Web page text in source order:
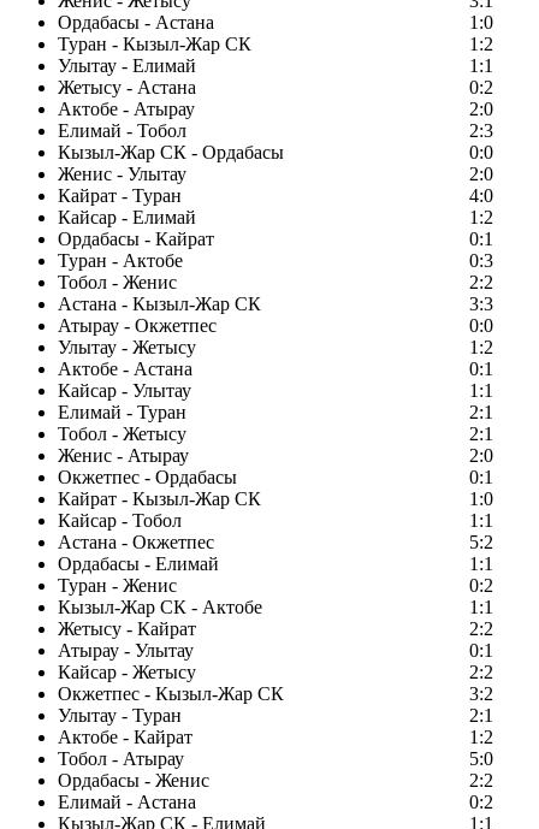
Ордабасы - Астана
1:0
Туран - Кызыл-Жар СК
1:2
Улытау - Елимай
1:1
Жетысу - Астана
0:2
Актобе - Атырау
2:0
Елимай - Тобол
2:3
Кызыл-Жар СК - Ордабасы
0:0
Женис - Улытау
2:0
Кайрат - Туран
4:0
Кайсар - Елимай
1:2
Ордабасы - Кайрат
0:1
Туран - Актобе
0:3
Тобол - Женис
2:2
Астана - Кызыл-Жар СК
3:3
Атырау - Окжетпес
0:0
Улытау - Жетысу
1:2
Актобе - Астана
0:1
Кайсар - Улытау
1:1
Елимай - Туран
2:1
Тобол - Жетысу
2:1
Женис - Атырау
2:0
Окжетпес - Ордабасы
0:1
Кайрат - Кызыл-Жар СК
1:0
Кайсар - Тобол
1:1
Астана - Окжетпес
5:2
Ордабасы - Елимай
1:1
Туран - Женис
0:2
Кызыл-Жар СК - Актобе
1:1
Жетысу - Кайрат
2:2
Атырау - Улытау
0:1
Кайсар - Жетысу
2:2
Окжетпес - Кызыл-Жар СК
3:2
Улытау - Туран
2:1
Актобе - Кайрат
1:2
Тобол - Атырау
5:0
Ордабасы - Женис
2:2
Елимай - Астана
0:2
Кызыл-Жар СК - Елимай
1:1